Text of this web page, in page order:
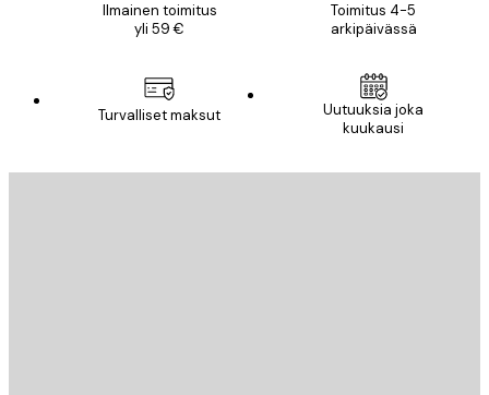
Ilmainen toimitus
yli 59 €
Toimitus 4-5
arkipäivässä
Turvalliset maksut
Uutuuksia joka
kuukausi